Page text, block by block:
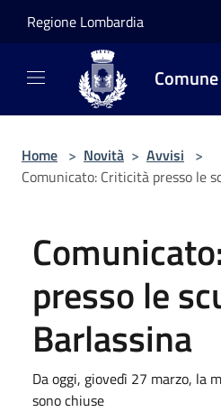
Regione Lombardia
Home > Novità > Avvisi >
Comunicato: Criticità presso le
presso le
Barlassina
Da oggi, giovedì 27 marzo, la
sono chiuse